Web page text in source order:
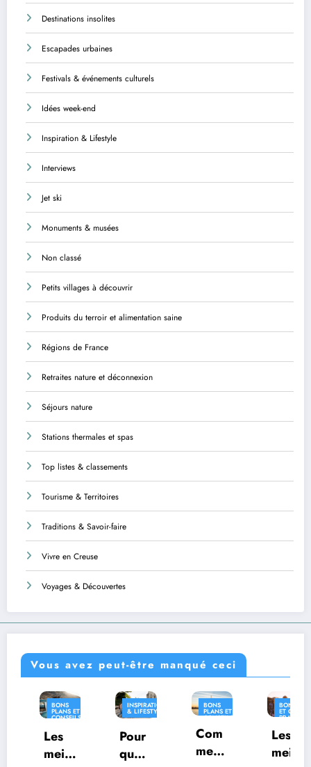
Destinations insolites
Escapades urbaines
Festivals & événements culturels
Idées week-end
Inspiration & Lifestyle
Interviews
Jet ski
Monuments & musées
Non classé
Petits villages à découvrir
Produits du terroir et alimentation saine
Régions de France
Retraites nature et déconnexion
Séjours nature
Stations thermales et spas
Top listes & classements
Tourisme & Territoires
Traditions & Savoir-faire
Vivre en Creuse
Voyages & Découvertes
Vous avez peut-être manqué ceci
BONS
PLANS ET
CONSEILS
meill
INSPIRATION
& LIFESTYLE
Pour
quoi
BONS
PLANS ET
CONSEILS
Com
ment
BONS PLANS
ET CONSEILS
PRATIQUES
INSPIRATION
& LIFESTYLE
meill